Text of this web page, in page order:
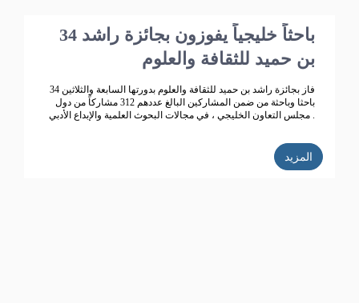
34 باحثاً خليجياً يفوزون بجائزة راشد
بن حميد للثقافة والعلوم
فاز بجائزة راشد بن حميد للثقافة والعلوم بدورتها السابعة والثلاثين 34
باحثا وباحثة من ضمن المشاركين البالغ عددهم 312 مشاركاً من دول
مجلس التعاون الخليجي ، في مجالات البحوث العلمية والإبداع الأدبي .
المزيد